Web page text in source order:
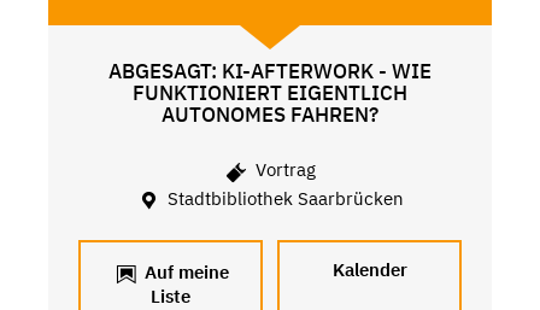
ABGESAGT: KI-AFTERWORK - WIE
FUNKTIONIERT EIGENTLICH
AUTONOMES FAHREN?
Vortrag
Stadtbibliothek Saarbrücken
Auf meine
Liste
Kalender